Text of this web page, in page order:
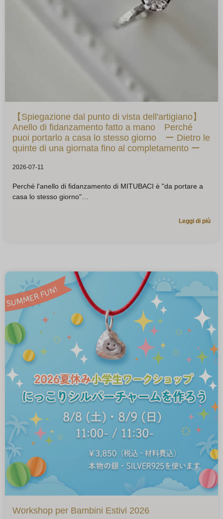
【Spiegazione dal punto di vista dell'artigiano】
Anello di fidanzamento fatto a mano Perché
puoi portarlo a casa lo stesso giorno ー Dietro le
quinte di una giornata fino al completamento ー
2026-07-11
Perché l'anello di fidanzamento di MITUBACI è "da portare a
casa lo stesso giorno"
Leggi di più
Workshop per Bambini Estivi 2026